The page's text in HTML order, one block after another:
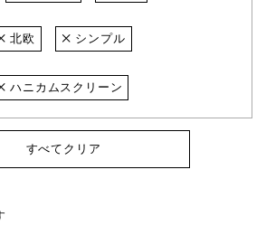
北欧 シンプル
ハニカムスクリーン
すべてクリア